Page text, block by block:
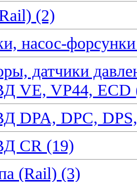
(2)
насос-
датчики
VE, VP44, ECD
DPA, DPC,
CR (19)
(Rail) (3)